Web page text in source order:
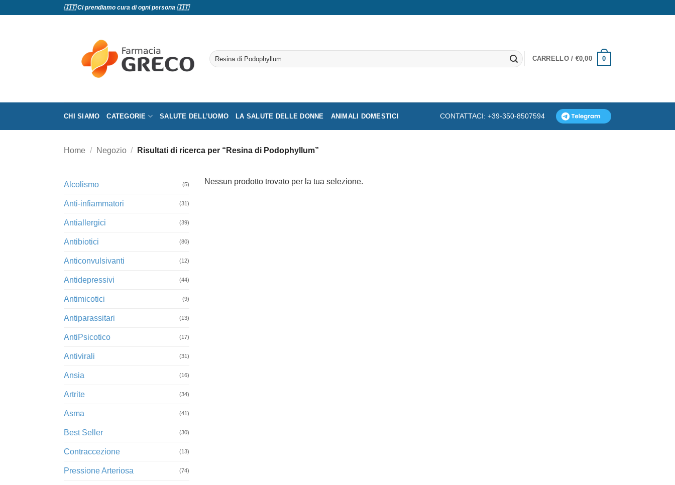
🇮🇹 Ci prendiamo cura di ogni persona 🇮🇹
Cerca:
CARRELLO / €0,00 0
CHI SIAMO CATEGORIE SALUTE DELL’UOMO LA SALUTE DELLE DONNE ANIMALI DOMESTICI CONTATTACI: +39-350-8507594
Home / Negozio / Risultati di ricerca per “Resina di Podophyllum”
Alcolismo (5)
Anti-infiammatori (31)
Antiallergici (39)
Antibiotici (80)
Anticonvulsivanti (12)
Antidepressivi (44)
Antimicotici (9)
Antiparassitari (13)
AntiPsicotico (17)
Antivirali (31)
Ansia (16)
Artrite (34)
Asma (41)
Best Seller (30)
Contraccezione (13)
Pressione Arteriosa (74)
Nessun prodotto trovato per la tua selezione.